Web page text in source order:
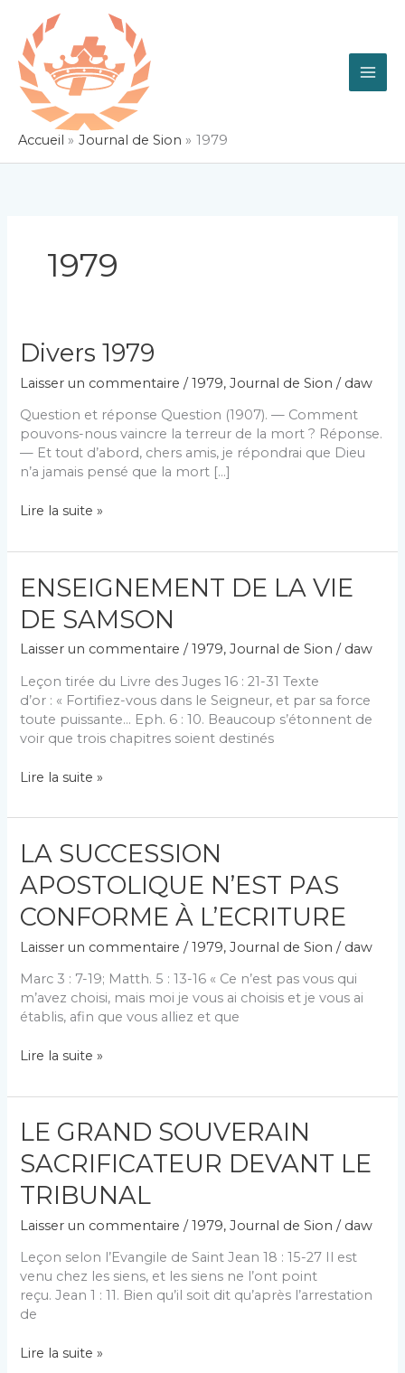
contenu
Accueil Journal de Sion 1979
1979
Divers 1979
Laisser un commentaire /1979,Journal de Sion / daw
Question et réponse Question (1907). — Comment
pouvons-nous vaincre la terreur de la mort ? Réponse.
— Et tout d’abord, chers amis, je répondrai que Dieu
n’a jamais pensé que la mort […]
Divers
Lire la suite »
ENSEIGNEMENT DE LA VIE
DE SAMSON
Laisser un commentaire /1979,Journal de Sion / daw
Leçon tirée du Livre des Juges 16 : 21-31 Texte
d’or : « Fortifiez-vous dans le Seigneur, et par sa force
toute puissante… Eph. 6 : 10. Beaucoup s’étonnent de
voir que trois chapitres soient destinés
ENSEIGNEMENT
LA
DE
Lire la suite »
LA SUCCESSION
APOSTOLIQUE N’EST PAS
CONFORME À L’ECRITURE
Laisser un commentaire /1979,Journal de Sion / daw
Marc 3 : 7-19; Matth. 5 : 13-16 « Ce n’est pas vous qui
m’avez choisi, mais moi je vous ai choisis et je vous ai
établis, afin que vous alliez et que
LA
APOSTOLIQUE
PAS
À
L’ECRITURE
Lire la suite »
LE GRAND SOUVERAIN
SACRIFICATEUR DEVANT LE
TRIBUNAL
Laisser un commentaire /1979,Journal de Sion / daw
Leçon selon l’Evangile de Saint Jean 18 : 15-27 Il est
venu chez les siens, et les siens ne l’ont point
reçu. Jean 1 : 11. Bien qu’il soit dit qu’après l’arrestation
de
LE
Lire la suite »